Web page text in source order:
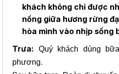
khách không chỉ được
nồng giữa hương rừng
hòa mình vào nhịp sống
Trưa: Quý khách dùng
phương.